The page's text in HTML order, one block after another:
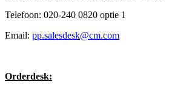
Telefoon: 020-240 0820 optie 1
Email: pp.salesdesk@cm.com
Orderdesk: